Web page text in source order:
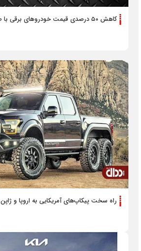
کاهش ۵۰ درصدی قیمت خودرو‌های برقی با طرح فورد
راه سخت پیکاپ‌های آمریکایی به اروپا و ژاپن